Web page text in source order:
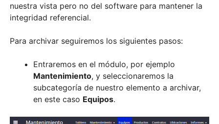
nuestra vista pero no del software para mantener la
integridad referencial.
Para archivar seguiremos los siguientes pasos:
Entraremos en el módulo, por ejemplo
Mantenimiento, y seleccionaremos la
subcategoría de nuestro elemento a archivar,
en este caso Equipos.